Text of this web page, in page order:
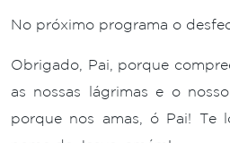
No próximo programa o
Obrigado, Pai, porque
as nossas lágrimas e o
porque nos amas, ó Pai! Te